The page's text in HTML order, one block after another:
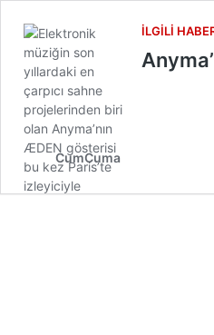
İLGILI
CumCuma